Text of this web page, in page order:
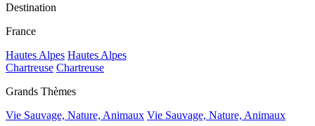
Destination
France
Hautes Alpes Hautes Alpes
Chartreuse Chartreuse
Grands Thèmes
Vie Sauvage, Nature, Animaux Vie Sauvage, Nature, Animaux